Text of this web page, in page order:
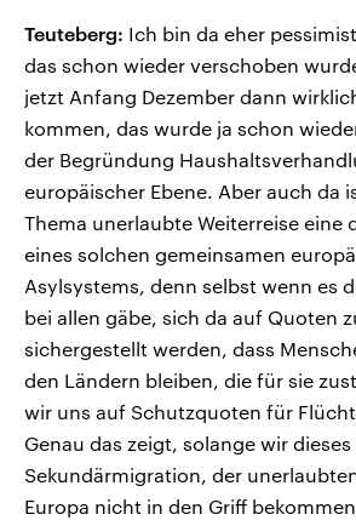
Teuteberg: Ich bin da eher
das schon wieder verschoben
jetzt Anfang Dezember dann
kommen, das wurde ja schon
der Begründung
europäischer Ebene. Aber auch da
Thema unerlaubte Weiterreise eine
eines solchen gemeinsamen
Asylsystems, denn selbst wenn es
bei allen gäbe, sich da auf Quoten
sichergestellt werden, dass
den Ländern bleiben, die für sie
wir uns auf Schutzquoten für
Genau das zeigt, solange wir
Sekundärmigration, der
Europa nicht in den Griff